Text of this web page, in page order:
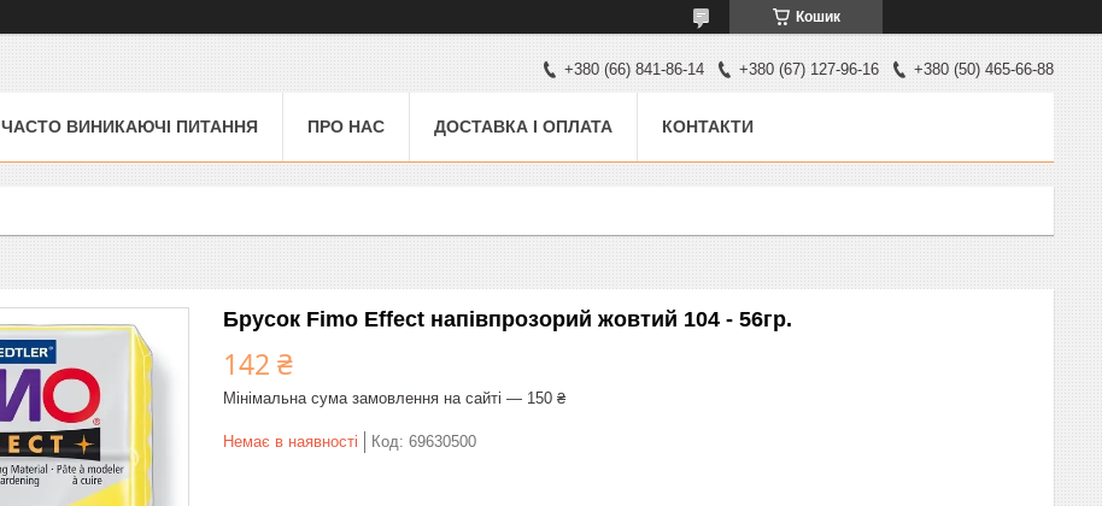
Кошик
+380 (66) 841-86-14 +380 (67) 127-96-16 +380 (50) 465-66-88
ЧАСТО ВИНИКАЮЧІ ПИТАННЯ ПРО НАС ДОСТАВКА І ОПЛАТА КОНТАКТИ
Брусок Fimo Effect напівпрозорий жовтий 104 - 56гр.
142 ₴
Мінімальна сума замовлення на сайті — 150 ₴
Немає в наявності Код: 69630500